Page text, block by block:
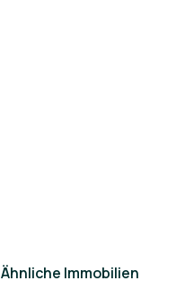
Ähnliche Immobilien